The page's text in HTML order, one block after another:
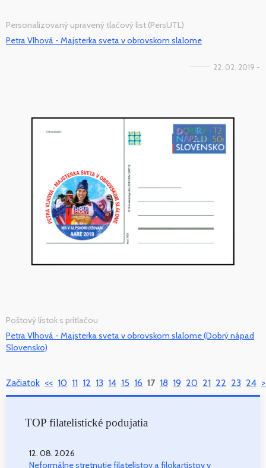
Personalizovaný upravený tlačový list (PersUTL)
Petra Vlhová - Majsterka sveta v obrovskom slalome
22. 02. 2019 -
Poštový lístok s prítlačou
Petra Vlhová - Majsterka sveta v obrovskom slalome (Dobrý nápad
Slovensko)
Začiatok << 10 11 12 13 14 15 16 17 18 19 20 21 22 23 24
TOP filatelistické podujatia
12. 08. 2026
Neformálne stretnutie filatelistov a filokartistov v